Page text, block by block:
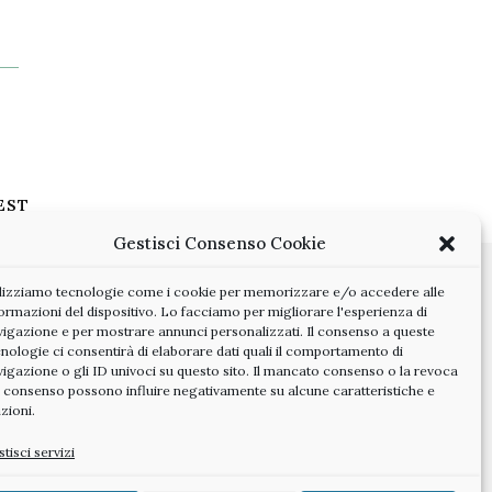
Gestisci Consenso Cookie
tecnologie come i cookie per memorizzare e/o accedere alle
del dispositivo. Lo facciamo per migliorare l'esperienza di
e per mostrare annunci personalizzati. Il consenso a queste
ci consentirà di elaborare dati quali il comportamento di
o gli ID univoci su questo sito. Il mancato consenso o la revoca
consenso possono influire negativamente su alcune caratteristiche e
servizi